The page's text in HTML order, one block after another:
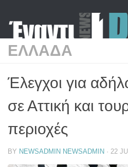
ΕΛΛΑΔΑ
Έλεγχοι για
σε Αττική και
περιοχές
BY NEWSADMIN NEWSADMIN · 22